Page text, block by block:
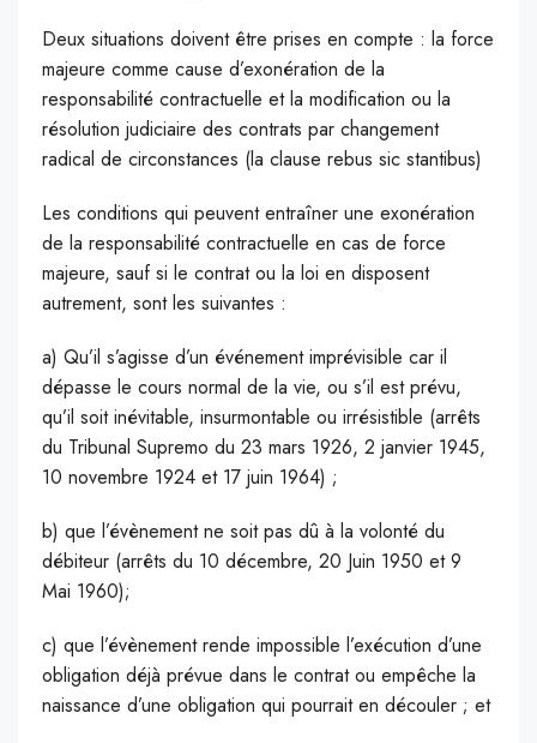
Deux situations doivent être prises en compte : la force
majeure comme cause d’exonération de la
responsabilité contractuelle et la modification ou la
résolution judiciaire des contrats par changement
radical de circonstances (la clause rebus sic stantibus)
Les conditions qui peuvent entraîner une exonération
de la responsabilité contractuelle en cas de force
majeure, sauf si le contrat ou la loi en disposent
autrement, sont les suivantes :
a) Qu’il s’agisse d’un événement imprévisible car il
dépasse le cours normal de la vie, ou s’il est prévu,
qu’il soit inévitable, insurmontable ou irrésistible (arrêts
du Tribunal Supremo du 23 mars 1926, 2 janvier 1945,
10 novembre 1924 et 17 juin 1964) ;
b) que l’évènement ne soit pas dû à la volonté du
débiteur (arrêts du 10 décembre, 20 Juin 1950 et 9
Mai 1960);
c) que l’évènement rende impossible l’exécution d’une
obligation déjà prévue dans le contrat ou empêche la
naissance d’une obligation qui pourrait en découler ; et